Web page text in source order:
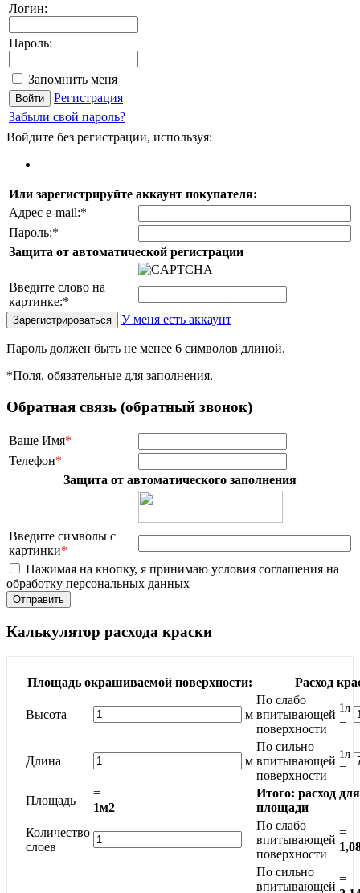
Логин:
Пароль:
Запомнить меня
Регистрация
Забыли свой пароль?
Войдите без регистрации, используя:
Или зарегистрируйте аккаунт покупателя:
Адрес e-mail:*
Пароль:*
Защита от автоматической регистрации
Введите слово на
картинке:*
У меня есть аккаунт
Пароль должен быть не менее 6 символов длиной.
*Поля, обязательные для заполнения.
Обратная связь (обратный звонок)
Ваше Имя*
Телефон*
Защита от автоматического заполнения
Введите символы с
картинки*
Нажимая на кнопку, я принимаю условия соглашения на
обработку персональных данных
Калькулятор расхода краски
Площадь окрашиваемой поверхности: Расход
Высота м
По слабо
впитывающей
поверхности
1л
=
Длина м
По сильно
впитывающей
поверхности
1л
=
Площадь
=
1м2
Итого: расход
площади
Количество
слоев
По слабо
впитывающей
поверхности
=
По сильно
впитывающей
=